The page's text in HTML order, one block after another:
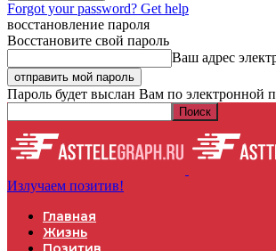
Forgot your password? Get help
восстановление пароля
Восстановите свой пароль
Ваш адрес
Пароль будет выслан Вам по электронной
Излучаем позитив!
Главная
Жизнь